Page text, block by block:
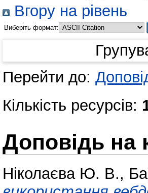
Вгору на рівень
Виберіть формат:
Перейти до:
Кількість ресурсів:
Доповідь на
Ніколаєва Ю. В.,